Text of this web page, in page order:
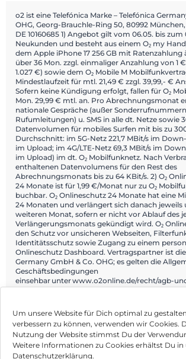
Um unsere Website für Dich optimal zu
verbessern zu können, verwenden wir Cookies.
Nutzung der Website stimmst Du der
Weitere Informationen zu Cookies erhältst Du in
Datenschutzerklärung.
o2 ist eine Telefónica Marke – Telefónica
OHG, Georg-Brauchle-Ring 50, 80992
DE 10160685 1) Angebot gilt vom 06.05. bis zum
Neukunden und besteht aus einem O₂ my
dem Apple iPhone 17 256 GB mit Ratenzahlung
über 36 Mon. zzgl. einmaliger Anzahlung von 1
1.027 €) sowie dem O₂ Mobile M
Mindestlaufzeit für mtl. 21,49 € zzgl. 39,99,- €
Sofern keine Kündigung erfolgt, fallen für O₂
Mon. 29,99 € mtl. an. Pro Abrechnungsmonat
nationale Gespräche (außer
Rufumleitungen) u. SMS in alle dt. Netze sowie
Datenvolumen für mobiles Surfen mit bis zu
Durchschnitt: im 5G-Netz 221,7 MBit/s im
im Upload; im 4G/LTE-Netz 69,3 MBit/s im
im Upload) im dt. O₂ Mobilfunknetz. Nach
enthaltenen Datenvolumens für den Rest des
Abrechnungsmonats bis zu 64 KBit/s. 2) O₂
24 Monate ist für 1,99 €/Monat nur zu O₂
buchbar. O₂ Onlineschutz 24 Monate hat eine
24 Monaten und verlängert sich danach jeweils
weiteren Monat, sofern er nicht vor Ablauf des
Verlängerungsmonats gekündigt wird. O₂
den Schutz vor unsicheren Webseiten,
Identitätsschutz sowie Zugang zu einem
Onlineschutz Dashboard. Vertragspartner ist
Germany GmbH & Co. OHG; es gelten die
Geschäftsbedingungen
einsehbar unter www.o2online.de/recht/agb-
Nutzung erforderliche Datenverbindung ist
Impressum